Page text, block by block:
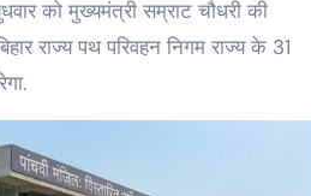
को मुख्यमंत्री सम्राट चौधरी की
राज्य पथ परिवहन निगम राज्य के 31